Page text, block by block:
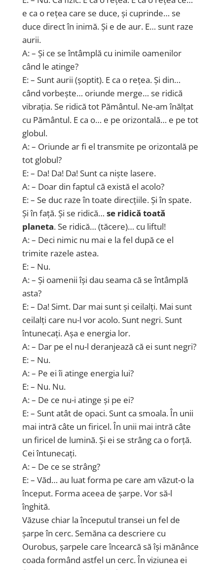
e ca o rețea care se duce, și cuprinde… se
duce direct în inimă. Și e de aur. E… sunt raze
aurii.
A: – Și ce se întâmplă cu inimile oamenilor
când le atinge?
E: – Sunt aurii (șoptit). E ca o rețea. Și din…
când vorbește… oriunde merge… se ridică
vibrația. Se ridică tot Pământul. Ne-am înălțat
cu Pământul. E ca o… e pe orizontală… e pe tot
globul.
A: – Oriunde ar fi el transmite pe orizontală pe
tot globul?
E: – Da! Da! Da! Sunt ca niște lasere.
A: – Doar din faptul că există el acolo?
E: – Se duc raze în toate direcțiile. Și în spate.
Și în față. Și se ridică… se ridică toată
planeta. Se ridică… (tăcere)… cu liftul!
A: – Deci nimic nu mai e la fel după ce el
trimite razele astea.
E: – Nu.
A: – Și oamenii își dau seama că se întâmplă
asta?
E: – Da! Simt. Dar mai sunt și ceilalți. Mai sunt
ceilalți care nu-l vor acolo. Sunt negri. Sunt
întunecați. Așa e energia lor.
A: – Dar pe el nu-l deranjează că ei sunt negri?
E: – Nu.
A: – Pe ei îi atinge energia lui?
E: – Nu. Nu.
A: – De ce nu-i atinge și pe ei?
E: – Sunt atât de opaci. Sunt ca smoala. În unii
mai intră câte un firicel. În unii mai intră câte
un firicel de lumină. Și ei se strâng ca o forță.
Cei întunecați.
A: – De ce se strâng?
E: – Văd… au luat forma pe care am văzut-o la
început. Forma aceea de șarpe. Vor să-l
înghită.
Văzuse chiar la începutul transei un fel de
șarpe în cerc. Semăna ca descriere cu
Ourobus, șarpele care încearcă să își mănânce
coada formând astfel un cerc. În viziunea ei